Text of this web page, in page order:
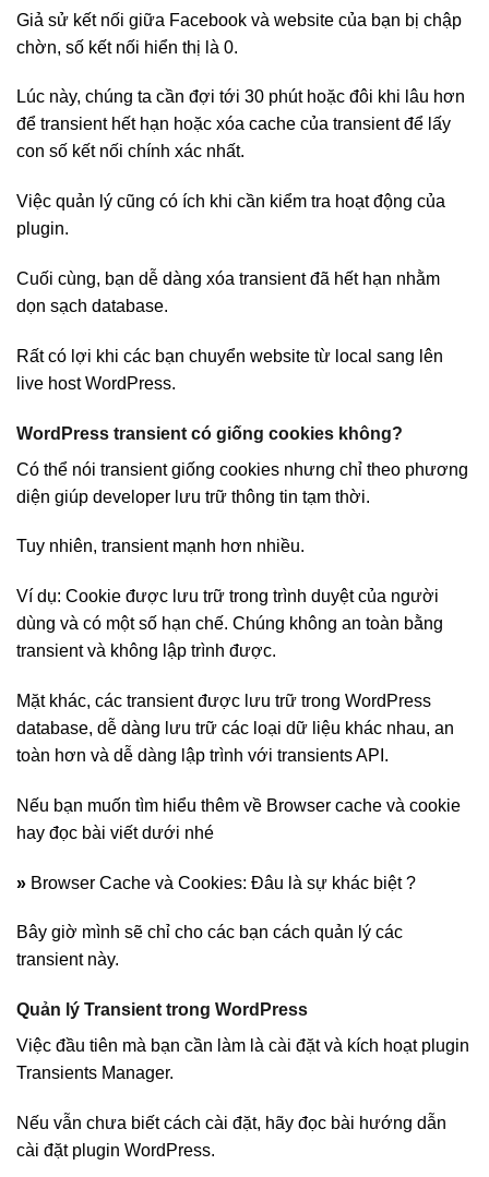
Giả sử kết nối giữa Facebook và website của bạn bị chập
chờn, số kết nối hiển thị là 0.
Lúc này, chúng ta cần đợi tới 30 phút hoặc đôi khi lâu hơn
để transient hết hạn hoặc xóa cache của transient để lấy
con số kết nối chính xác nhất.
Việc quản lý cũng có ích khi cần kiểm tra hoạt động của
plugin.
Cuối cùng, bạn dễ dàng xóa transient đã hết hạn nhằm
dọn sạch database.
Rất có lợi khi các bạn chuyển website từ local sang lên
live host WordPress.
WordPress transient có giống cookies không?
Có thể nói transient giống cookies nhưng chỉ theo phương
diện giúp developer lưu trữ thông tin tạm thời.
Tuy nhiên, transient mạnh hơn nhiều.
Ví dụ: Cookie được lưu trữ trong trình duyệt của người
dùng và có một số hạn chế. Chúng không an toàn bằng
transient và không lập trình được.
Mặt khác, các transient được lưu trữ trong WordPress
database, dễ dàng lưu trữ các loại dữ liệu khác nhau, an
toàn hơn và dễ dàng lập trình với transients API.
Nếu bạn muốn tìm hiểu thêm về Browser cache và cookie
hay đọc bài viết dưới nhé
» Browser Cache và Cookies: Đâu là sự khác biệt ?
Bây giờ mình sẽ chỉ cho các bạn cách quản lý các
transient này.
Quản lý Transient trong WordPress
Việc đầu tiên mà bạn cần làm là cài đặt và kích hoạt plugin
Transients Manager.
Nếu vẫn chưa biết cách cài đặt, hãy đọc bài hướng dẫn
cài đặt plugin WordPress.